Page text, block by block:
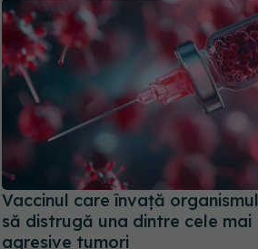
Vaccinul care învață organismul
să distrugă una dintre cele mai
agresive tumori